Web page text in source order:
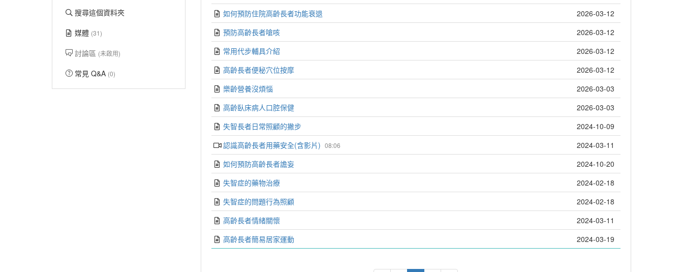
搜尋這個資料夾
媒體 (31)
討論區 (未啟用)
常見 Q&A (0)
如何預防住院高齡長者功能衰退
2026-03-12
預防高齡長者嗆咳
2026-03-12
常用代步輔具介紹
2026-03-12
高齡長者便秘穴位按摩
2026-03-12
樂齡營養沒煩惱
2026-03-03
高齡臥床病人口腔保健
2026-03-03
失智長者日常照顧的撇步
2024-10-09
08:06
認識高齡長者用藥安全(含影片)
2024-03-11
如何預防高齡長者譫妄
2024-10-20
失智症的藥物治療
2024-02-18
失智症的問題行為照顧
2024-02-18
高齡長者情緒關懷
2024-03-11
高齡長者簡易居家運動
2024-03-19